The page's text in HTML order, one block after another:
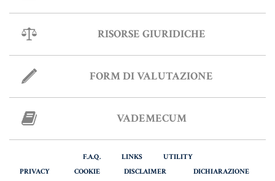
RISORSE GIURIDICHE
FORM DI VALUTAZIONE
VADEMECUM
F.A.Q. LINKS
UTILITY
PRIVACY
COOKIE DISCLAIMER DICHIARAZIONE